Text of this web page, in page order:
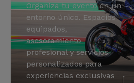
Organiza tu evento en un
entorno único. Espacios
equipados,
asesoramiento
profesional y servicios
personalizados para
experiencias exclusivas